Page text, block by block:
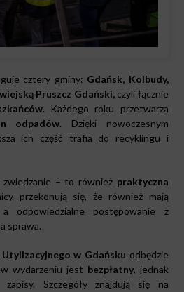
cztery gminy: Gdańsk, Kolbudy,
Pruszcz Gdański,czyli łącznie
. Każdego roku przetwarza
odpadów. Dzięki nowoczesnym
ich część trafia do recyklingu i
– to również praktyczna
przekonują się, że również mają
odpowiedzialne postępowanie z
sprawa.
w Gdańsku odbędzie
w wydarzeniu jest bezpłatny, jednak
zapisy. Szczegóły znajdują się na